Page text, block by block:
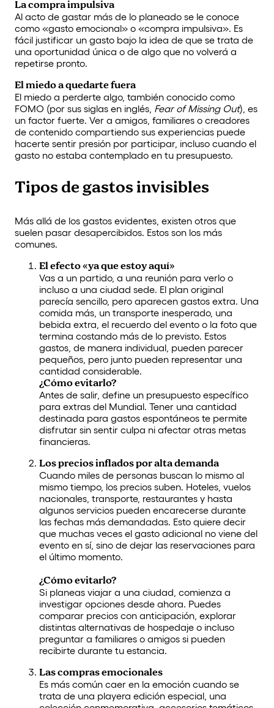
La compra impulsiva
Al acto de gastar más de lo planeado se le conoce
como «gasto emocional» o «compra impulsiva». Es
fácil justificar un gasto bajo la idea de que se trata de
una oportunidad única o de algo que no volverá a
repetirse pronto.
El miedo a quedarte fuera
El miedo a perderte algo, también conocido como
FOMO (por sus siglas en inglés, Fear of Missing Out), es
un factor fuerte. Ver a amigos, familiares o creadores
de contenido compartiendo sus experiencias puede
hacerte sentir presión por participar, incluso cuando el
gasto no estaba contemplado en tu presupuesto.
Tipos de gastos invisibles
Más allá de los gastos evidentes, existen otros que
suelen pasar desapercibidos. Estos son los más
comunes.
El efecto «ya que estoy aquí»
Vas a un partido, a una reunión para verlo o
incluso a una ciudad sede. El plan original
parecía sencillo, pero aparecen gastos extra. Una
comida más, un transporte inesperado, una
bebida extra, el recuerdo del evento o la foto que
termina costando más de lo previsto. Estos
gastos, de manera individual, pueden parecer
pequeños, pero junto pueden representar una
cantidad considerable.
¿Cómo evitarlo?
Antes de salir, define un presupuesto específico
para extras del Mundial. Tener una cantidad
destinada para gastos espontáneos te permite
disfrutar sin sentir culpa ni afectar otras metas
financieras.
Los precios inflados por alta demanda
Cuando miles de personas buscan lo mismo al
mismo tiempo, los precios suben. Hoteles, vuelos
nacionales, transporte, restaurantes y hasta
algunos servicios pueden encarecerse durante
las fechas más demandadas. Esto quiere decir
que muchas veces el gasto adicional no viene del
evento en sí, sino de dejar las reservaciones para
el último momento.
¿Cómo evitarlo?
Si planeas viajar a una ciudad, comienza a
investigar opciones desde ahora. Puedes
comparar precios con anticipación, explorar
distintas alternativas de hospedaje o incluso
preguntar a familiares o amigos si pueden
recibirte durante tu estancia.
Las compras emocionales
Es más común caer en la emoción cuando se
trata de una playera edición especial, una